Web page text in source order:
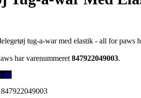
tug-a-war med elastik - all for paws
har varenummeret847922049003.
847922049003